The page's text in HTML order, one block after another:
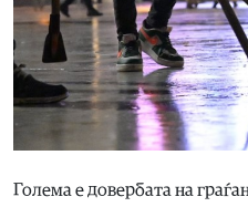
Голема е довербата на